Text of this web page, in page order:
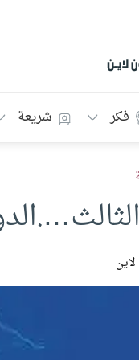
لاين
فكر شريعة